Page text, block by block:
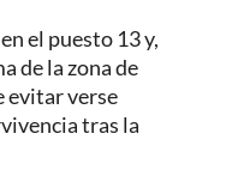
el puesto 13 y,
de la zona de
evitar verse
tras la